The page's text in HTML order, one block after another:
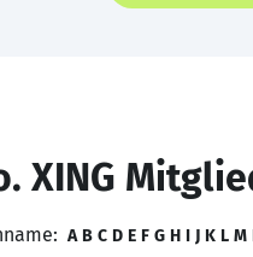
XING
A B C D E F G H I J K L M